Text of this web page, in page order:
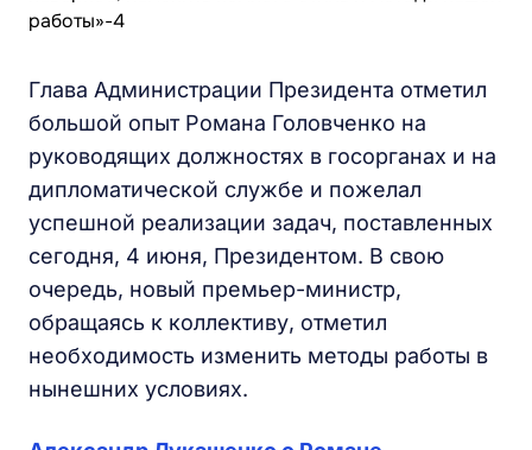
Глава Администрации Президента отметил
большой опыт Романа Головченко на
руководящих должностях в госорганах и на
дипломатической службе и пожелал
успешной реализации задач, поставленных
сегодня, 4 июня, Президентом. В свою
очередь, новый премьер-министр,
обращаясь к коллективу, отметил
необходимость изменить методы работы в
нынешних условиях.